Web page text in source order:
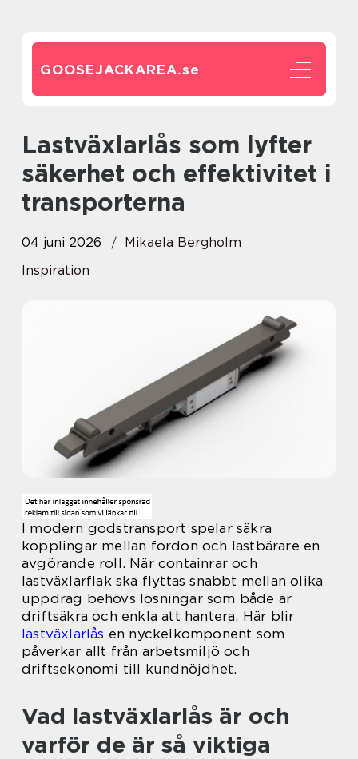
GOOSEJACKAREA.se
Lastväxlarlås som lyfter
säkerhet och effektivitet i
transporterna
04 juni 2026
Mikaela Bergholm
Inspiration
I modern godstransport spelar säkra
kopplingar mellan fordon och lastbärare en
avgörande roll. När containrar och
lastväxlarflak ska flyttas snabbt mellan olika
uppdrag behövs lösningar som både är
driftsäkra och enkla att hantera. Här blir
lastväxlarlås en nyckelkomponent som
påverkar allt från arbetsmiljö och
driftsekonomi till kundnöjdhet.
Vad lastväxlarlås är och
varför de är så viktiga